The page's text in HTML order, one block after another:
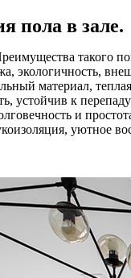
пола в зале.
такого
, экологичность,
материал, теплая
, устойчив к перепаду
и
, уютное